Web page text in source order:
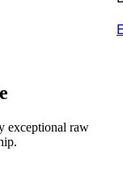
exceptional raw